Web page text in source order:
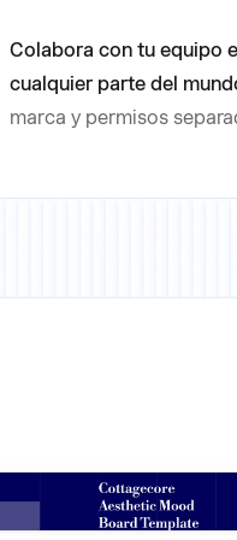
Colabora con tu equipo
cualquier parte del
marca y permisos